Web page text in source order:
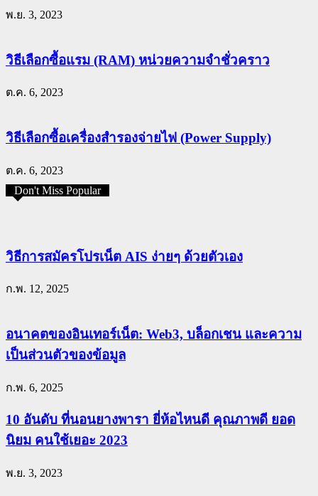
พ.ย. 3, 2023
วิธีเลือกซื้อแรม (RAM) หน่วยความจำชั่วคราว
ต.ค. 6, 2023
วิธีเลือกซื้อเครื่องสำรองจ่ายไฟ (Power Supply)
ต.ค. 6, 2023
Don't Miss Popular
วิธีการสมัครโปรเน็ต AIS ง่ายๆ ด้วยตัวเอง
ก.พ. 12, 2025
อนาคตของอินเทอร์เน็ต: Web3, บล็อกเชน และความ
เป็นส่วนตัวของข้อมูล
ก.พ. 6, 2025
10 อันดับ ที่นอนยางพารา ยี่ห้อไหนดี คุณภาพดี ยอด
นิยม คนใช้เยอะ 2023
พ.ย. 3, 2023